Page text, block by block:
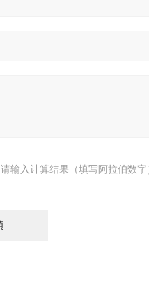
请输入计算结果（填写阿拉伯数